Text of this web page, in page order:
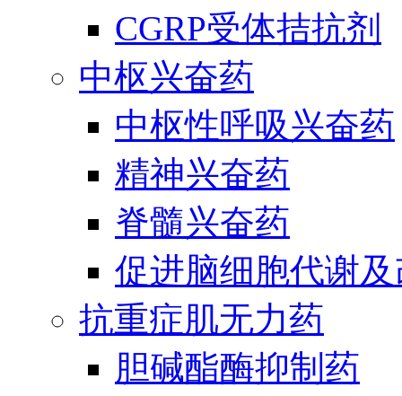
CGRP受体拮抗剂
中枢兴奋药
中枢性呼吸兴奋药
精神兴奋药
脊髓兴奋药
促进脑细胞代谢
抗重症肌无力药
胆碱酯酶抑制药